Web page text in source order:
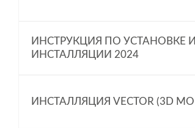
ИНСТРУКЦИЯ ПО УСТАНОВКЕ
ИНСТАЛЛЯЦИИ 2024
ИНСТАЛЛЯЦИЯ VECTOR (3D